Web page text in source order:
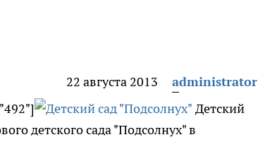
22 августа 2013
administrator
Детский
детского сада "Подсолнух" в